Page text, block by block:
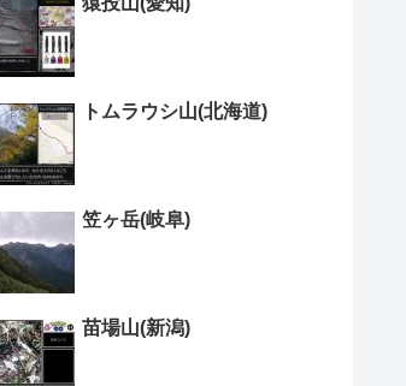
トムラウシ山(北海道)
笠ヶ岳(岐阜)
苗場山(新潟)